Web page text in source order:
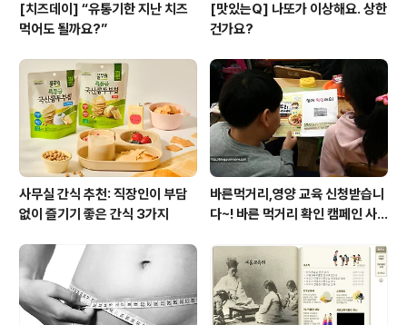
[치즈데이] “유통기한 지난 치즈
먹어도 될까요?”
[맛있는Q] 나또가 이상해요. 상한
건가요?
사무실 간식 추천: 직장인이 부담
없이 즐기기 좋은 간식 3가지
바른먹거리,영양 교육 신청받습니
다~! 바른 먹거리 확인 캠페인 사